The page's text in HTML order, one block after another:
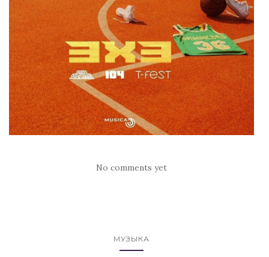
No comments yet
МУЗЫКА